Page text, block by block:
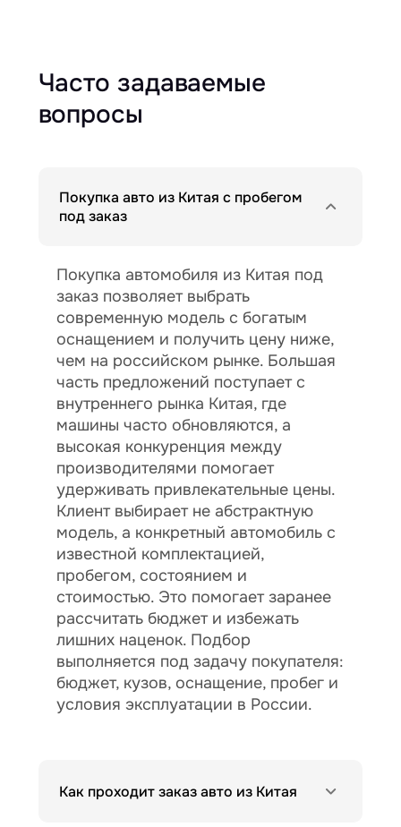
Часто задаваемые
вопросы
Покупка авто из Китая с пробегом
под заказ
Покупка автомобиля из Китая под
заказ позволяет выбрать
современную модель с богатым
оснащением и получить цену ниже,
чем на российском рынке. Большая
часть предложений поступает с
внутреннего рынка Китая, где
машины часто обновляются, а
высокая конкуренция между
производителями помогает
удерживать привлекательные цены.
Клиент выбирает не абстрактную
модель, а конкретный автомобиль с
известной комплектацией,
пробегом, состоянием и
стоимостью. Это помогает заранее
рассчитать бюджет и избежать
лишних наценок. Подбор
выполняется под задачу покупателя:
бюджет, кузов, оснащение, пробег и
условия эксплуатации в России.
Как проходит заказ авто из Китая